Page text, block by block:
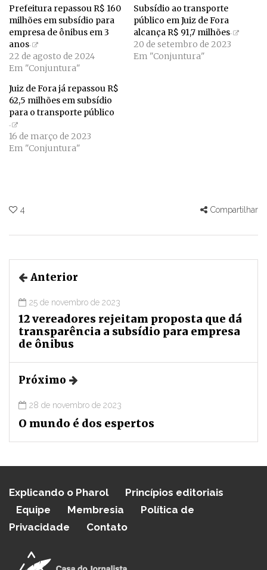
Prefeitura repassou R$ 160
milhões em subsídio para
empresa de ônibus em 3
anos
22 de agosto de 2024
Em "Conjuntura"
Subsídio ao transporte
público em Juiz de Fora
alcança R$ 91,7 milhões
20 de setembro de 2023
Em "Conjuntura"
Juiz de Fora já repassou R$
62,5 milhões em subsídio
para o transporte público
16 de março de 2023
Em "Conjuntura"
4 Compartilhar
Anterior
25 de novembro de 2023
12 vereadores rejeitam proposta que dá
transparência a subsídio para empresa
de ônibus
Próximo
28 de novembro de 2023
O mundo é dos espertos
Explicando o Pharol
Princípios editoriais
Equipe
Membresia
Política de
Privacidade
Contato